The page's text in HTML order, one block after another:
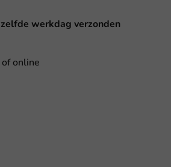
werkdag verzonden
online